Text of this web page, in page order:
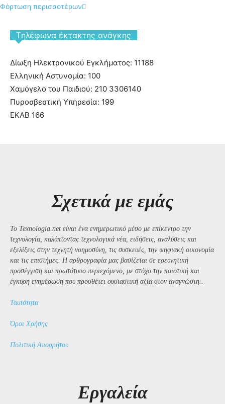
Φόρτωση περισσοτέρων
Tηλέφωνα έκτακτης ανάγκης
Δίωξη Ηλεκτρονικού Εγκλήματος: 11188
Ελληνική Αστυνομία: 100
Χαμόγελο του Παιδιού: 210 3306140
Πυροσβεστική Υπηρεσία: 199
ΕΚΑΒ 166
Σχετικά με εμάς
Το Texnologia.net είναι ένα ενημερωτικό μέσο με επίκεντρο την
τεχνολογία, καλύπτοντας τεχνολογικά νέα, ειδήσεις, αναλύσεις και
εξελίξεις στην τεχνητή νοημοσύνη, τις συσκευές, την ψηφιακή οικονομία
και τις επιστήμες. Η αρθρογραφία μας βασίζεται σε ερευνητική
προσέγγιση και πρωτότυπο περιεχόμενο, με στόχο την ποιοτική και
έγκυρη ενημέρωση που προσθέτει ουσιαστική αξία στον αναγνώστη..
Ταυτότητα
Όροι Χρήσης
Πολιτική Απορρήτου
Εργαλεία